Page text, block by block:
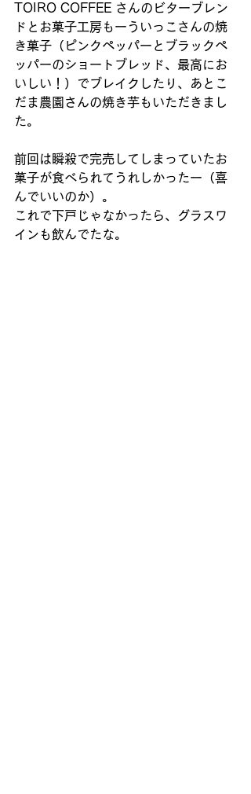
TOIRO COFFEE さんのビターブレン
ドとお菓子工房もーういっこさんの焼
き菓子（ピンクペッパーとブラックペ
ッパーのショートブレッド、最高にお
いしい！）でブレイクしたり、あとこ
だま農園さんの焼き芋もいただきまし
た。
前回は瞬殺で完売してしまっていたお
菓子が食べられてうれしかったー（喜
んでいいのか）。
これで下戸じゃなかったら、グラスワ
インも飲んでたな。